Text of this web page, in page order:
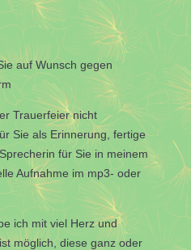
auf Wunsch gegen
Trauerfeier nicht
Sie als Erinnerung, fertige
für Sie in meinem
Aufnahme im mp3- oder
ich mit viel Herz und
möglich, diese ganz oder